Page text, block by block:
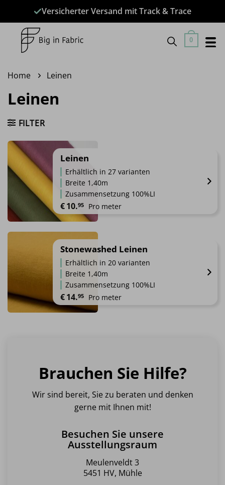
springen
Versicherter Versand mit Track & Trace
0
Home Leinen
Leinen
FILTER
Leinen
Erhältlich in 27 varianten
Breite 1,40m
Zusammensetzung 100%LI
€10.95 Pro meter
weist
mehrere
Varianten
Die
Optionen
Stonewashed Leinen
Erhältlich in 20 varianten
Breite 1,40m
Zusammensetzung 100%LI
€14.95 Pro meter
auf.
Die
Optionen
können
auf
Produktseite
gewählt
Brauchen Sie Hilfe?
Wir sind bereit, Sie zu beraten und denken
gerne mit Ihnen mit!
Besuchen Sie unsere
Ausstellungsraum
Meulenveldt 3
5451 HV, Mühle